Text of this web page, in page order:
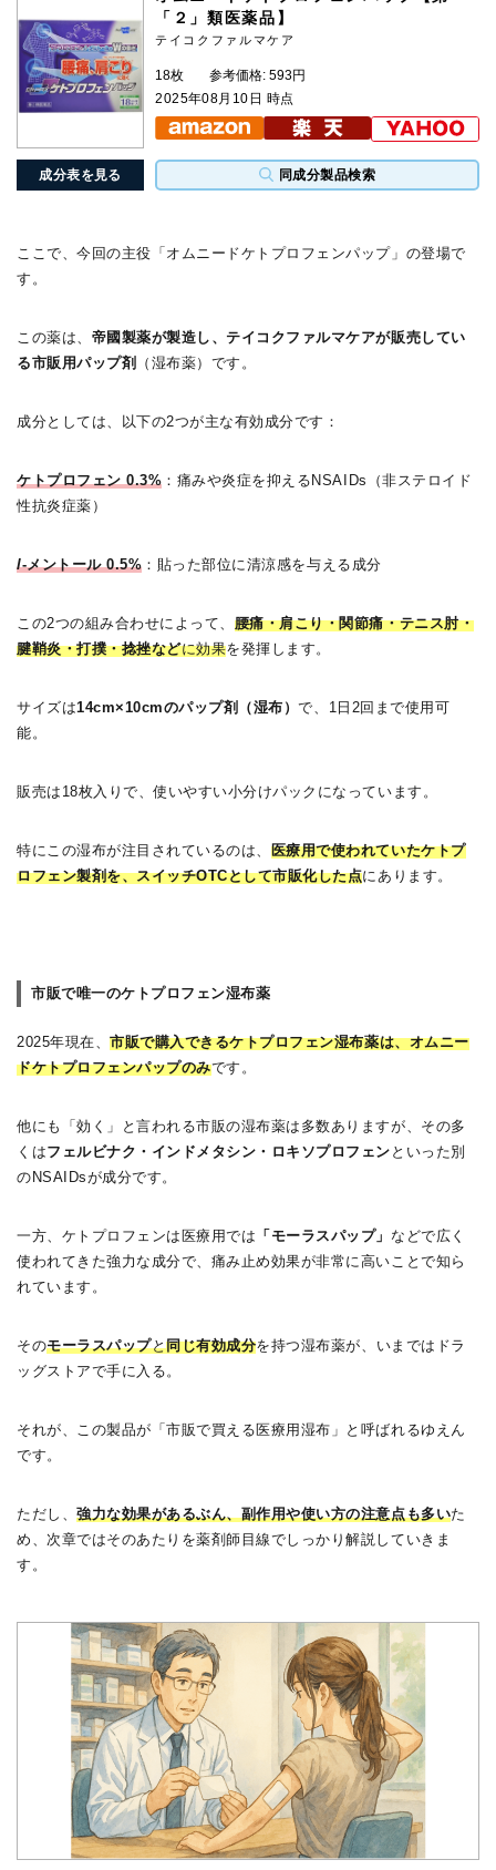
成分表を見る 同成分製品検索
「２」類医薬品】
テイコクファルマケア
18枚
参考価格: 593円
2025年08月10日 時点
ここで、今回の主役「オムニードケトプロフェンパップ」の登場で
す。
この薬は、 帝國製薬が製造し、テイコクファルマケアが販売してい
る市販用パップ剤
（湿布薬）です。
成分としては、以下の2つが主な有効成分です：
ケトプロフェン 0.3% ：痛みや炎症を抑えるNSAIDs（非ステロイド
性抗炎症薬）
l-メントール 0.5% ：貼った部位に清涼感を与える成分
この2つの組み合わせによって、 腰痛・肩こり・関節痛・テニス肘・
腱鞘炎・打撲・捻挫などに効果を発揮します。
サイズは14cm×10cmのパップ剤（湿布）で、1日2回まで使用可
能。
販売は18枚入りで、使いやすい小分けパックになっています。
特にこの湿布が注目されているのは、 医療用で使われていたケトプ
ロフェン製剤を、スイッチOTCとして市販化した点にあります。
市販で唯一のケトプロフェン湿布薬
2025年現在、市販で購入できるケトプロフェン湿布薬は、オムニー
ドケトプロフェンパップのみです。
他にも「効く」と言われる市販の湿布薬は多数ありますが、その多
くはフェルビナク・インドメタシン・ロキソプロフェン といった別
のNSAIDsが成分です。
一方、ケトプロフェンは医療用では 「モーラスパップ」 などで広く
使われてきた強力な成分で、痛み止め効果が非常に高いことで知ら
れています。
そのモーラスパップと同じ有効成分を持つ湿布薬が、いまではドラ
ッグストアで手に入る。
それが、この製品が「市販で買える医療用湿布」と呼ばれるゆえん
です。
ただし、強力な効果があるぶん、副作用や使い方の注意点も多いた
め、次章ではそのあたりを薬剤師目線でしっかり解説していきま
す。